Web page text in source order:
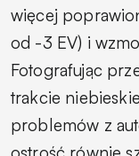
więcej
od -3 EV) i
Fotografując
trakcie
problemów z